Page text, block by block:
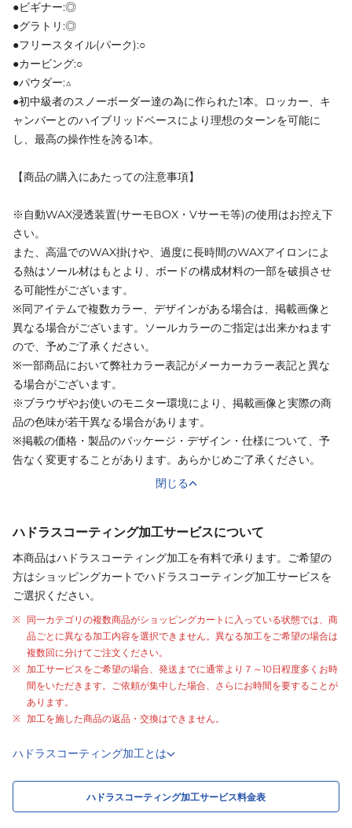
●ビギナー:◎
●グラトリ:◎
●フリースタイル(パーク):○
●カービング:○
●パウダー:△
●初中級者のスノーボーダー達の為に作られた1本。ロッカー、キ
ャンバーとのハイブリッドベースにより理想のターンを可能に
し、最高の操作性を誇る1本。
【商品の購入にあたっての注意事項】
※自動WAX浸透装置(サーモBOX・Vサーモ等)の使用はお控え下
さい。
また、高温でのWAX掛けや、過度に長時間のWAXアイロンによ
る熱はソール材はもとより、ボードの構成材料の一部を破損させ
る可能性がございます。
※同アイテムで複数カラー、デザインがある場合は、掲載画像と
異なる場合がございます。ソールカラーのご指定は出来かねます
ので、予めご了承ください。
※一部商品において弊社カラー表記がメーカーカラー表記と異な
る場合がございます。
※ブラウザやお使いのモニター環境により、掲載画像と実際の商
品の色味が若干異なる場合があります。
※掲載の価格・製品のパッケージ・デザイン・仕様について、予
告なく変更することがあります。あらかじめご了承ください。
閉じる
ハドラスコーティング加工サービスについて
本商品はハドラスコーティング加工を有料で承ります。ご希望の
方はショッピングカートでハドラスコーティング加工サービスを
ご選択ください。
同一カテゴリの複数商品がショッピングカートに入っている状態では、商
品ごとに異なる加工内容を選択できません。異なる加工をご希望の場合は
複数回に分けてご注文ください。
加工サービスをご希望の場合、発送までに通常より ７～10日程度多くお時
間をいただきます。ご依頼が集中した場合、さらにお時間を要することが
あります。
加工を施した商品の返品・交換はできません。
ハドラスコーティング加工とは
ハドラスコーティング加工サービス料金表